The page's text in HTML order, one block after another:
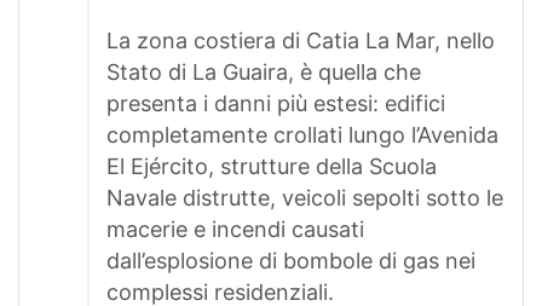
La zona costiera di Catia La Mar, nello
Stato di La Guaira, è quella che
presenta i danni più estesi: edifici
completamente crollati lungo l’Avenida
El Ejército, strutture della Scuola
Navale distrutte, veicoli sepolti sotto le
macerie e incendi causati
dall’esplosione di bombole di gas nei
complessi residenziali.